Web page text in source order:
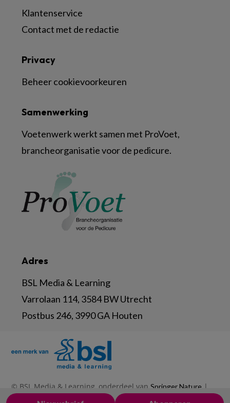
Klantenservice
Contact met de redactie
Adres
BSL Media & Learning
Varrolaan 114, 3584 BW Utrecht
Postbus 246, 3990 GA Houten
Samenwerking
Voetenwerk werkt samen met ProVoet,
brancheorganisatie voor de pedicure.
Privacy
Beheer cookievoorkeuren
© BSL Media & Learning, onderdeel van Springer Nature |
Privacy Statement Disclaimer|Voorwaarden